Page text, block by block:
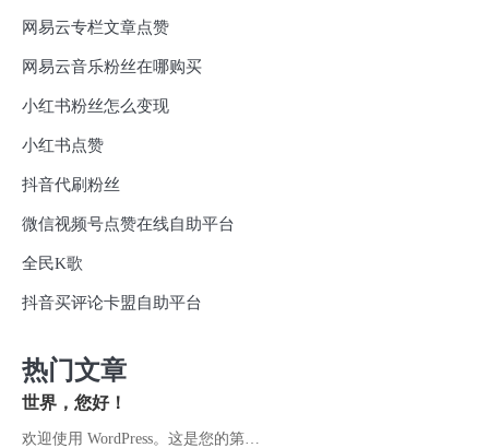
网易云专栏文章点赞
网易云音乐粉丝在哪购买
小红书粉丝怎么变现
小红书点赞
抖音代刷粉丝
微信视频号点赞在线自助平台
全民K歌
抖音买评论卡盟自助平台
热门文章
世界，您好！
欢迎使用 WordPress。这是您的第…